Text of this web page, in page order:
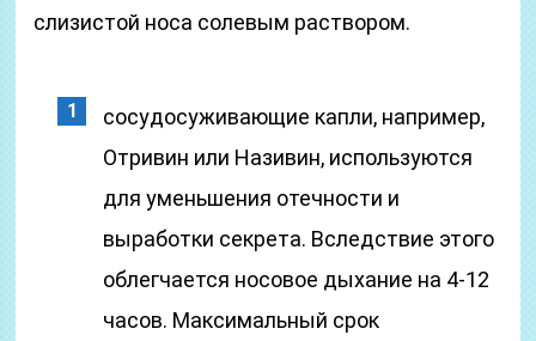
слизистой носа солевым раствором.
сосудосуживающие капли, например,
Отривин или Називин, используются
для уменьшения отечности и
выработки секрета. Вследствие этого
облегчается носовое дыхание на 4-12
часов. Максимальный срок